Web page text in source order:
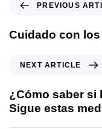
PREVIOUS
Cuidado con
NEXT ARTICLE
¿Cómo saber si
Sigue estas